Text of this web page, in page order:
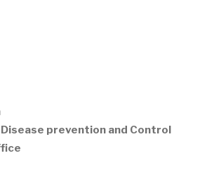
prevention and Control